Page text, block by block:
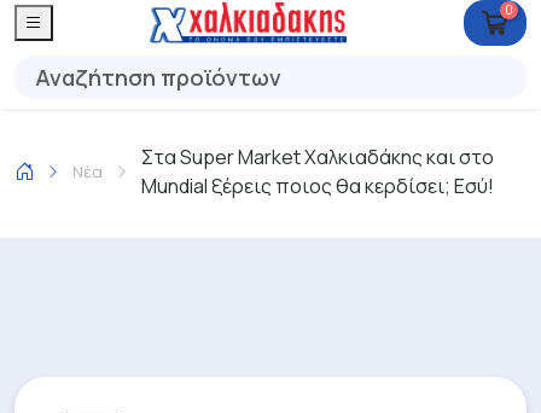
0
Νέα
Στα Super Market Χαλκιαδάκης και στο
Mundial ξέρεις ποιος θα κερδίσει; Εσύ!